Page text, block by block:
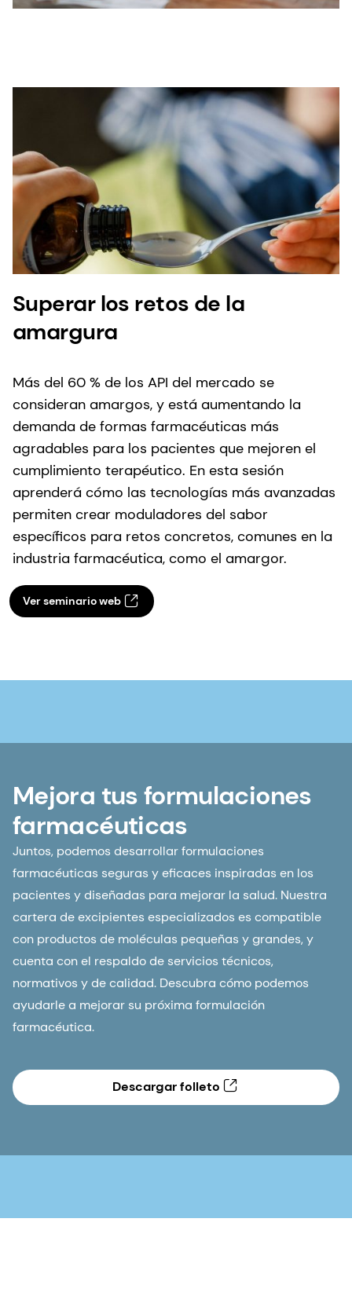
Superar los retos de la
amargura
Más del 60 % de los API del mercado se
consideran amargos, y está aumentando la
demanda de formas farmacéuticas más
agradables para los pacientes que mejoren el
cumplimiento terapéutico. En esta sesión
aprenderá cómo las tecnologías más avanzadas
permiten crear moduladores del sabor
específicos para retos concretos, comunes en la
industria farmacéutica, como el amargor.
Ver seminario web
Mejora tus formulaciones
farmacéuticas
Juntos, podemos desarrollar formulaciones
farmacéuticas seguras y eficaces inspiradas en los
pacientes y diseñadas para mejorar la salud. Nuestra
cartera de excipientes especializados es compatible
con productos de moléculas pequeñas y grandes, y
cuenta con el respaldo de servicios técnicos,
normativos y de calidad. Descubra cómo podemos
ayudarle a mejorar su próxima formulación
farmacéutica.
Descargar folleto